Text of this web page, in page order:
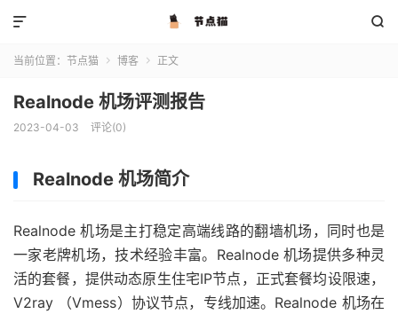


当前位置： 节点猫  博客  正文
Realnode 机场评测报告
2023-04-03 评论(0)
Realnode 机场简介
Realnode 机场是主打稳定高端线路的翻墙机场，同时也是
一家老牌机场，技术经验丰富。Realnode 机场提供多种灵
活的套餐，提供动态原生住宅IP节点，正式套餐均设限速，
V2ray （Vmess）协议节点，专线加速。Realnode 机场在